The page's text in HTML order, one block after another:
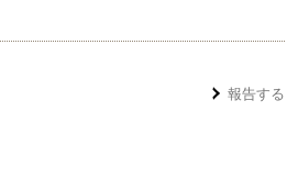
報告する